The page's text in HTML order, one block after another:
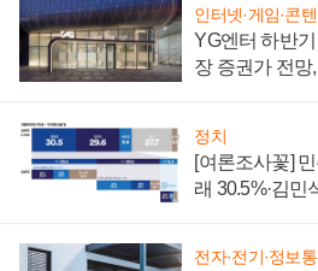
인터넷·게임·콘
YG엔터 하반
장 증권가 전망
정치
[여론조사꽃]
래 30.5%·김민
전자·전기·정보